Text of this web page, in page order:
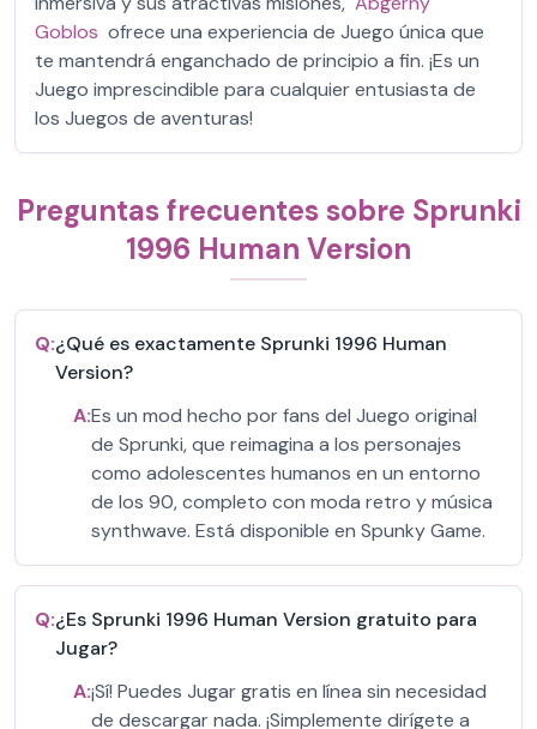
Goblos ofrece una experiencia de Juego única que
te mantendrá enganchado de principio a fin. ¡Es un
Juego imprescindible para cualquier entusiasta de
los Juegos de aventuras!
Preguntas frecuentes sobre Sprunki
1996 Human Version
Q:¿Qué es exactamente Sprunki 1996 Human
Version?
A:Es un mod hecho por fans del Juego original
de Sprunki, que reimagina a los personajes
como adolescentes humanos en un entorno
de los 90, completo con moda retro y música
synthwave. Está disponible en Spunky Game.
Q:¿Es Sprunki 1996 Human Version gratuito para
Jugar?
A:¡Sí! Puedes Jugar gratis en línea sin necesidad
de descargar nada. ¡Simplemente dirígete a